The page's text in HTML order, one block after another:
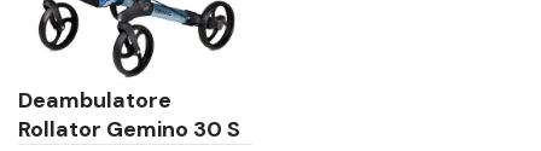
Deambulatore
Rollator Gemino 30 S